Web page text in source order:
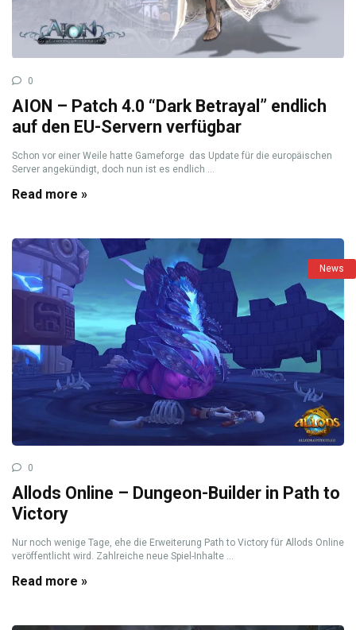
0
AION – Patch 4.0 “Dark Betrayal” endlich
auf den EU-Servern verfügbar
Schon vor einer Weile hatte Gameforge das Update für die europäischen
Server angekündigt, doch nun ist es endlich ...
Read more »
News
0
Allods Online – Dungeon-Builder in Path to
Victory
Nur noch wenige Tage, ehe die Erweiterung Path to Victory für Allods Online
veröffentlicht wird. Zahlreiche neue Spiel-Inhalte ...
Read more »